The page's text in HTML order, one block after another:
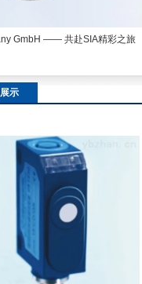
GmbH —— 共赴SIA精彩之旅
示